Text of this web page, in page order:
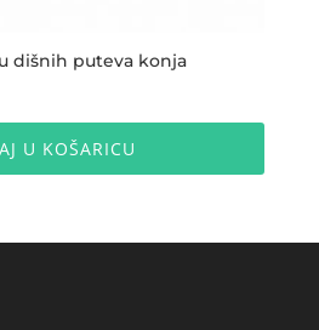
dišnih puteva konja
U KOŠARICU